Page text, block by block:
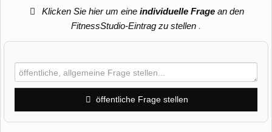
Klicken Sie hier um eineindividuelle Frage an den
FitnessStudio-Eintrag zu stellen .
öffentliche Frage stellen